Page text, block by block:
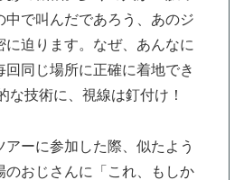
中で叫んだであろう、あのジ
に迫ります。なぜ、あんなに
同じ場所に正確に着地でき
な技術に、視線は釘付け！
アーに参加した際、似たよう
のおじさんに「これ、もしか